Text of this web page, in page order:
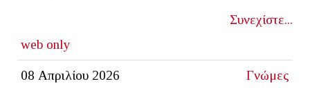
Συνεχίστε...
web only
08 Απριλίου 2026 Γνώμες